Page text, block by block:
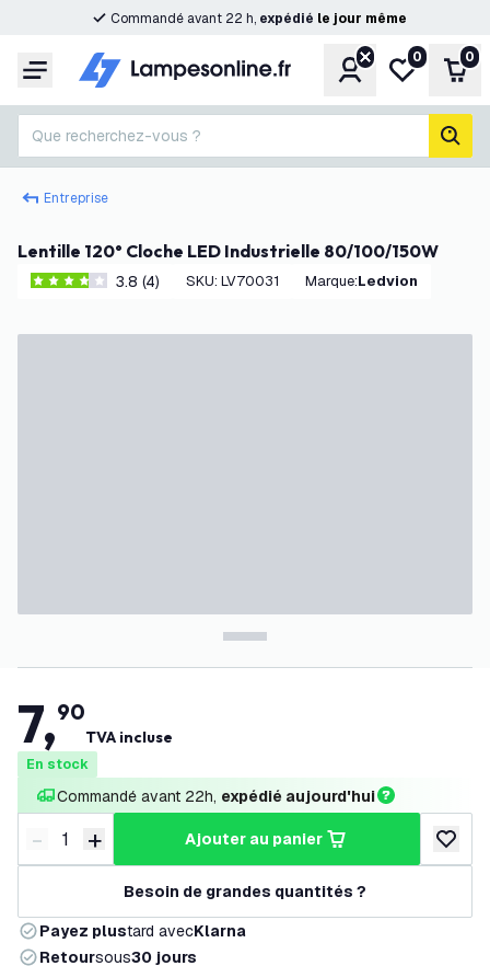
Commandé avant 22 h, expédié le jour même
Menu CompteMa liste de
0 0
Que recherchez-vous ?
Entreprise
Lentille 120° Cloche LED Industrielle 80/100/150W
3.8 étoiles de notation
3.8 (4) SKU: LV70031 Marque: Ledvion
7,90
TVA incluse
En stock
Commandé avant 22h, expédié aujourd'hui
Diminuer la quantité
- Augmenter la quantité
+ ajouter au panier
Besoin de grandes quantités ?
Payez plustard avecKlarna
Retoursous30 jours